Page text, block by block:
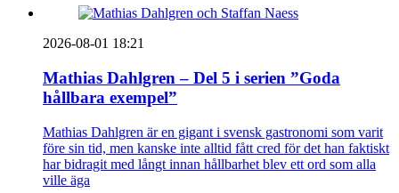
2026-08-01 18:21
Mathias Dahlgren – Del 5 i serien ”Goda
hållbara exempel”
Mathias Dahlgren är en gigant i svensk gastronomi som varit
före sin tid, men kanske inte alltid fått cred för det han faktiskt
har bidragit med långt innan hållbarhet blev ett ord som alla
ville äga